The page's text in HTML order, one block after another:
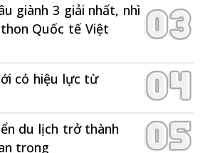
giành 3 giải nhất, nhì
Quốc tế Việt
có hiệu lực từ
du lịch trở thành
trọng